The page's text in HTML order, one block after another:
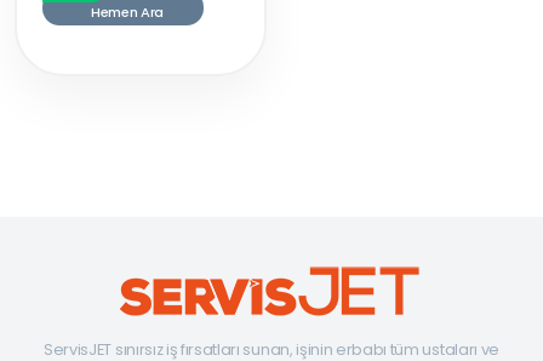
Hemen Ara
ServisJET sınırsız iş fırsatları sunan, işinin erbabı tüm ustaları ve